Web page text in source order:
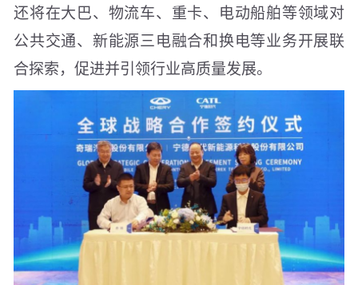
还将在大巴、物流车、重卡、电动船舶等领域对
公共交通、新能源三电融合和换电等业务开展联
合探索，促进并引领行业高质量发展。